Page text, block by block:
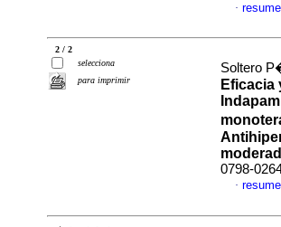
·
2 / 2
selecciona
para imprimir
Soltero
Eficacia
0798-
·